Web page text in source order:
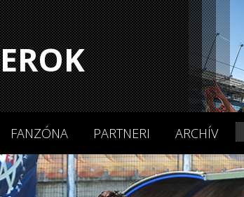
FANZÓNA PARTNERI ARCHÍV